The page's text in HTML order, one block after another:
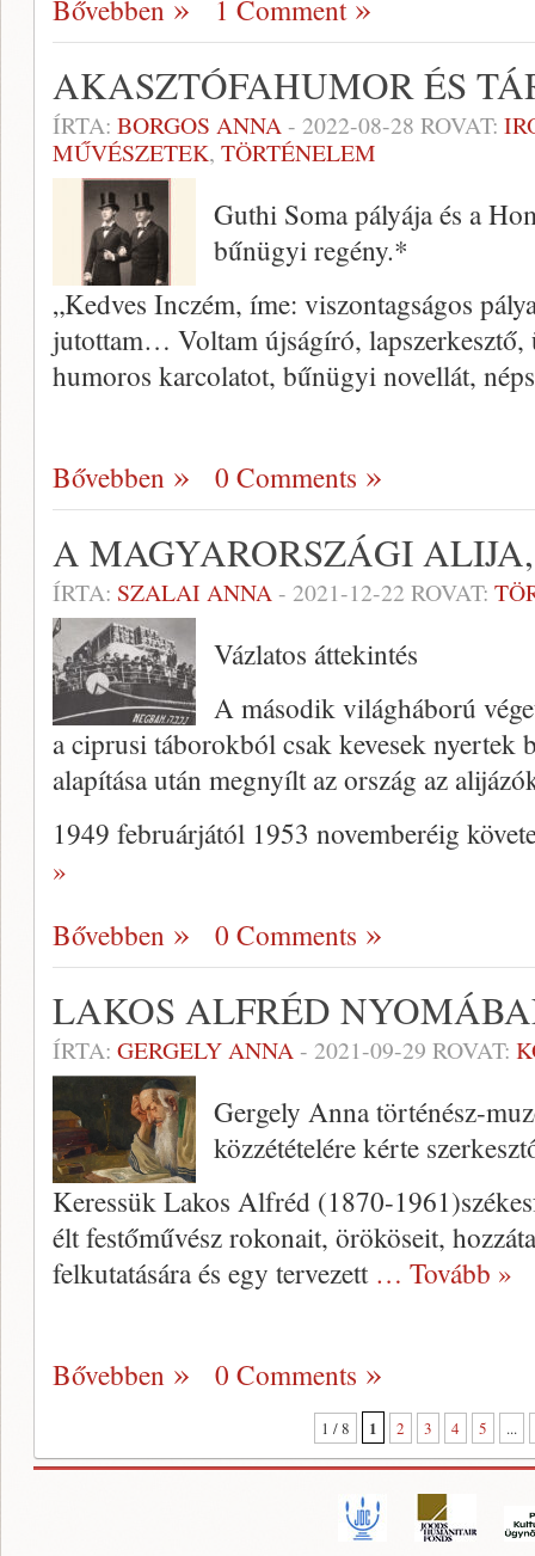
Bővebben 1 Comment
AKASZTÓFAHUMOR ÉS
ÍRTA: BORGOS ANNA- 2022-08-28 ROVAT:
MŰVÉSZETEK, TÖRTÉNELEM
Guthi Soma pályája és a
bűnügyi regény.*
„Kedves Inczém, íme: viszontagságos
jutottam… Voltam újságíró,
humoros karcolatot, bűnügyi novellát,
Bővebben 0 Comments
A MAGYARORSZÁGI
ÍRTA: SZALAI ANNA- 2021-12-22 ROVAT:
Vázlatos áttekintés
A második világháború
a ciprusi táborokból csak kevesek nyertek
alapítása után megnyílt az ország az
1949 februárjától 1953 novemberéig
»
Bővebben
0 Comments
LAKOS ALFRÉD
ÍRTA: GERGELY ANNA- 2021-09-29 ROVAT:
Gergely Anna történész-
közzétételére kérte
Keressük Lakos Alfréd (1870-
élt festőművész rokonait, örököseit,
felkutatására és egy tervezett … Tovább »
Bővebben 0 Comments
1 / 8 1 2 3 4 5 ...